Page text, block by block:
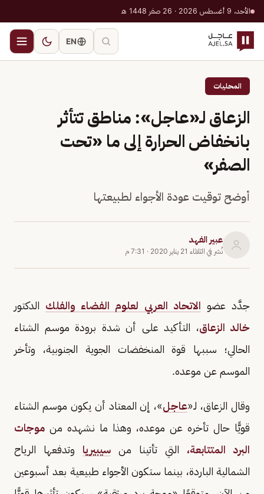
الأحد، 9 أغسطس 2026 · 26 صفر 1448 هـ
EN
المحليات
الزعاق لـ«عاجل»: مناطق تتأثر
بانخفاض الحرارة إلى ما «تحت
الصفر»
أوضح توقيت عودة الأجواء لطبيعتها
عبير الفهد
نُشر في الثلاثاء 21 يناير 2020 · 7:31 م
جدَّد عضو الاتحاد العربي لعلوم الفضاء والفلك الدكتور
خالد الزعاق، التأكيد على أن شدة برودة موسم الشتاء
الحالي؛ سببها قوة المنخفضات الجوية الجنوبية، وتأخر
الموسم عن موعده.
وقال الزعاق، لـ«عاجل»، إن المعتاد أن يكون موسم الشتاء
قويًّا حال تأخره عن موعده، وهذا ما نشهده من موجات
البرد المتتابعة، التي تأتينا من سيبيريا وتدفعها الرياح
الشمالية الباردة، بينما ستكون الأجواء طبيعية بعد أسبوعين